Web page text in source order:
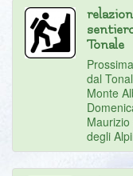
Tonale
dal
Monte
Maurizio
degli